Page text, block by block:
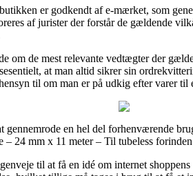
er godkendt af e-mærket, som
af jurister der forstår de gældende
om de mest relevante vedtægter der
at man altid sikrer sin
til om man er på udkig efter varer til
en hel del forhenværende
24 mm x 11 meter – Til tubeless
til at få en idé om internet